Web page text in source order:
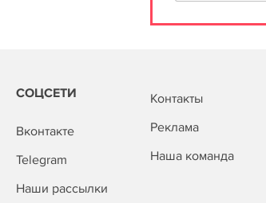
СОЦСЕТИ
Вконтакте
Telegram
Наши рассылки
Контакты
Реклама
Наша команда